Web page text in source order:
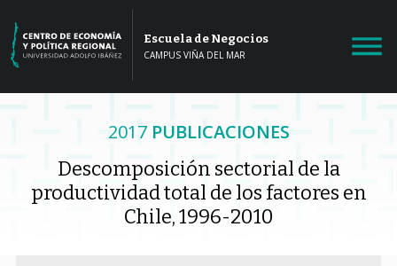
Escuela de Negocios
CAMPUS VIÑA DEL MAR
2017 PUBLICACIONES
Descomposición sectorial de la
productividad total de los factores en
Chile, 1996-2010